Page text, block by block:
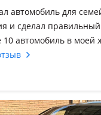
автомобиль для
и сделал
10 автомобиль в моей
17 дисках, рулится
все неровности.
сверчков и т. Д. По
и
Салон пластик мягкий,